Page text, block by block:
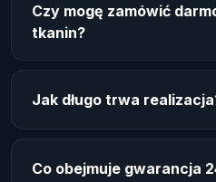
Czy mogę zamówić
tkanin?
Jak długo trwa
Co obejmuje gwarancja